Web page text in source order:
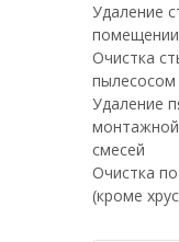
Удаление
помещении
Очистка
пылесосом
Удаление
монтажной
смесей
Очистка
(кроме